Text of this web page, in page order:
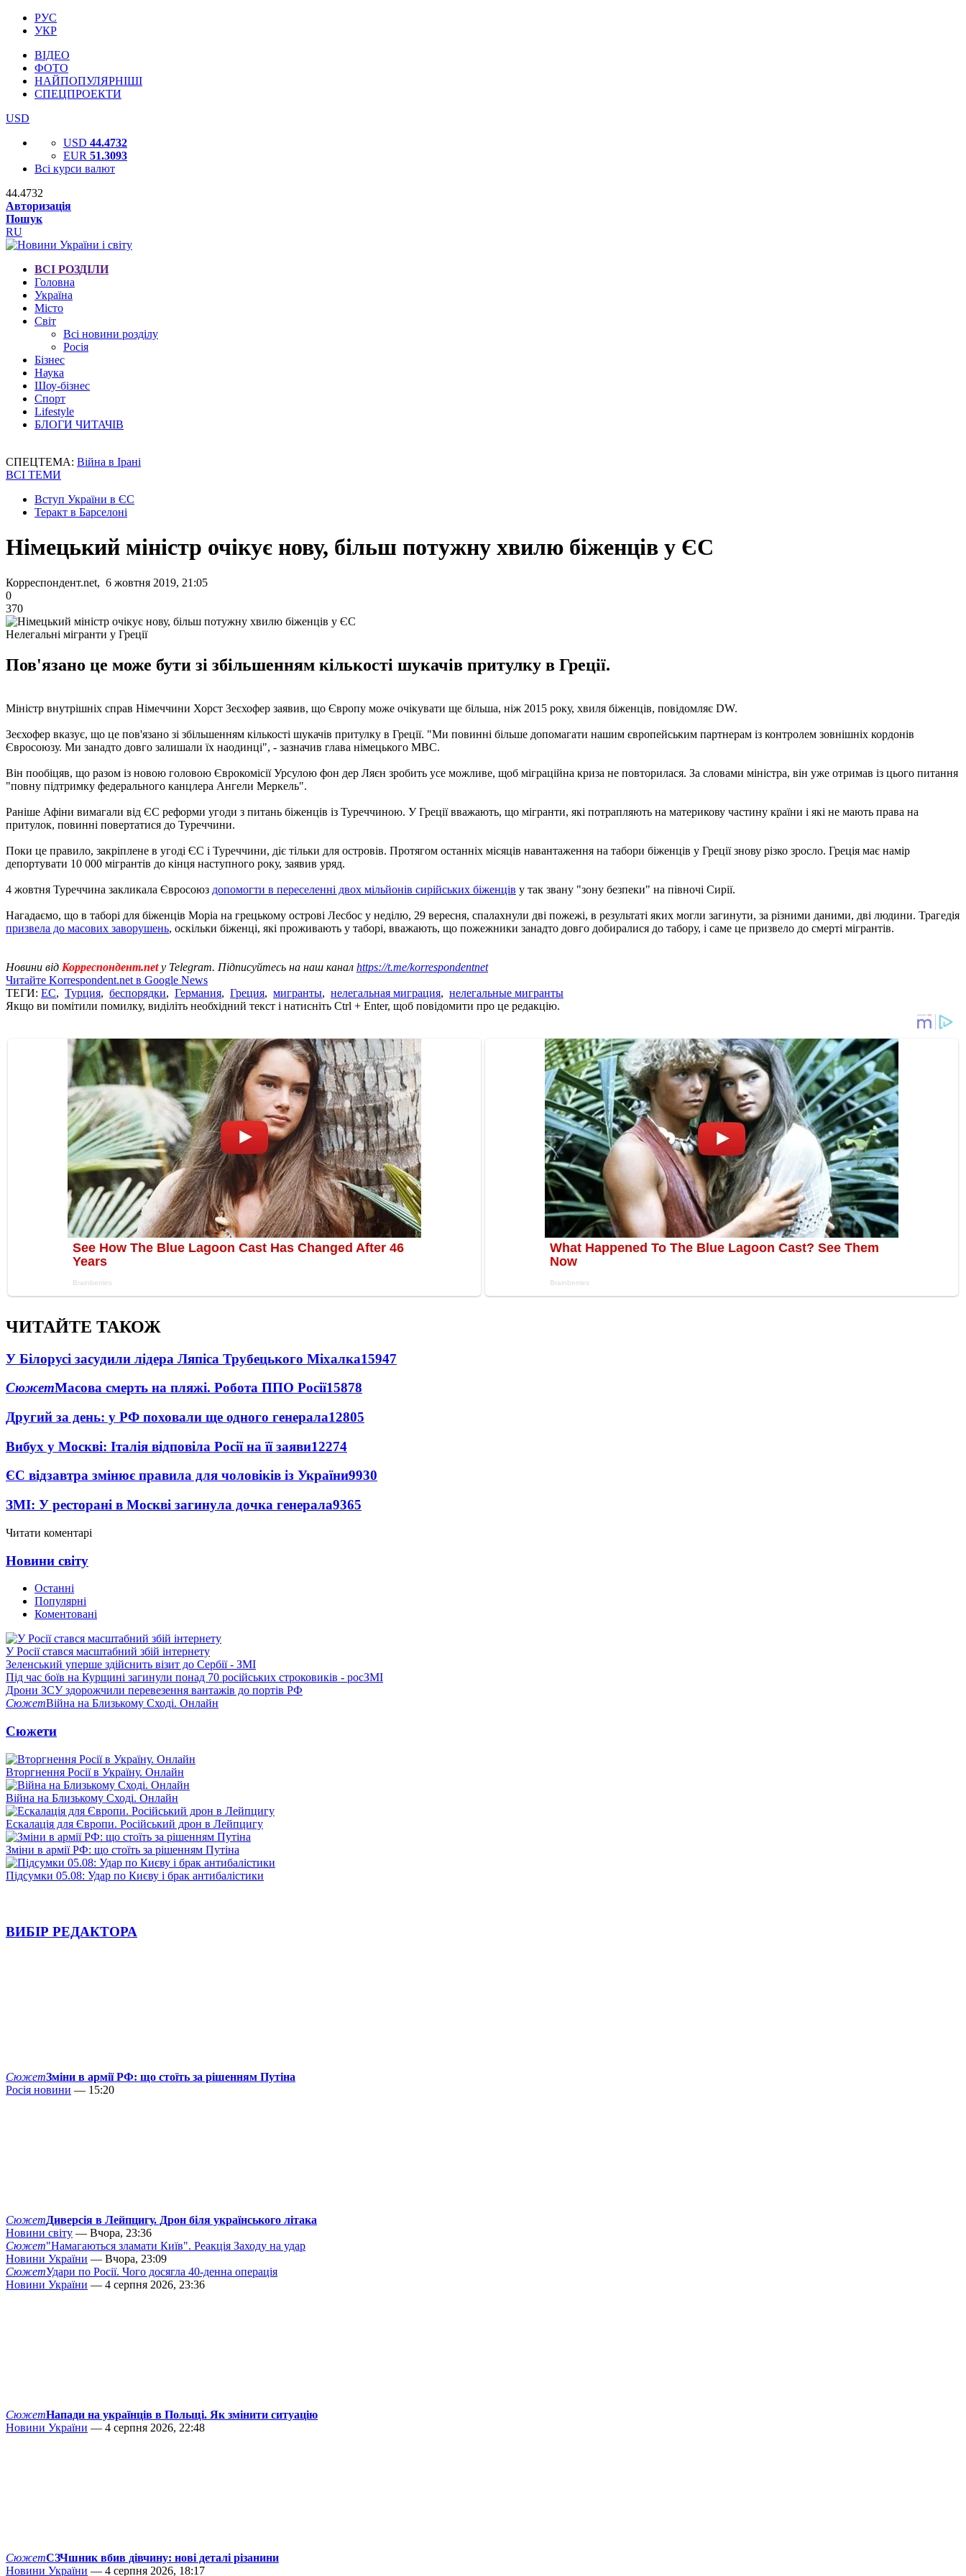
РУС
УКР
ВІДЕО
ФОТО
НАЙПОПУЛЯРНІШІ
СПЕЦПРОЕКТИ
USD
USD 44.4732
EUR 51.3093
Всі курси валют
44.4732
Авторизація
Пошук
RU
ВСІ РОЗДІЛИ
Головна
Україна
Місто
Світ
Всі новини розділу
Росія
Бізнес
Наука
Шоу-бізнес
Спорт
Lifestyle
БЛОГИ ЧИТАЧІВ
СПЕЦТЕМА: Війна в Ірані
ВСІ ТЕМИ
Вступ України в ЄС
Теракт в Барселоні
Німецький міністр очікує нову, більш потужну хвилю біженців у ЄС
Корреспондент.net, 6 жовтня 2019, 21:05
0
370
Нелегальні мігранти у Греції
Пов'язано це може бути зі збільшенням кількості шукачів притулку в Греції.
Міністр внутрішніх справ Німеччини Хорст Зеєхофер заявив, що Європу може очікувати ще більша, ніж 2015 року, хвиля біженців, повідомляє DW.
Зеєхофер вказує, що це пов'язано зі збільшенням кількості шукачів притулку в Греції. "Ми повинні більше допомагати нашим європейським партнерам із контролем зовнішніх кордонів
Євросоюзу. Ми занадто довго залишали їх наодинці", - зазначив глава німецького МВС.
Він пообіцяв, що разом із новою головою Єврокомісії Урсулою фон дер Ляєн зробить усе можливе, щоб міграційна криза не повторилася. За словами міністра, він уже отримав із цього питання
"повну підтримку федерального канцлера Ангели Меркель".
Раніше Афіни вимагали від ЄС реформи угоди з питань біженців із Туреччиною. У Греції вважають, що мігранти, які потрапляють на материкову частину країни і які не мають права на
притулок, повинні повертатися до Туреччини.
Поки це правило, закріплене в угоді ЄС і Туреччини, діє тільки для островів. Протягом останніх місяців навантаження на табори біженців у Греції знову різко зросло. Греція має намір
депортувати 10 000 мігрантів до кінця наступного року, заявив уряд.
4 жовтня Туреччина закликала Євросоюз допомогти в переселенні двох мільйонів сирійських біженців у так звану "зону безпеки" на півночі Сирії.
Нагадаємо, що в таборі для біженців Моріа на грецькому острові Лесбос у неділю, 29 вересня, спалахнули дві пожежі, в результаті яких могли загинути, за різними даними, дві людини. Трагедія
призвела до масових заворушень, оскільки біженці, які проживають у таборі, вважають, що пожежники занадто довго добиралися до табору, і саме це призвело до смерті мігрантів.
Новини від Корреспондент.netу Telegram. Підписуйтесь на наш канал https://t.me/korrespondentnet
Читайте Korrespondent.net в Google News
ТЕГИ: ЕС, Турция, беспорядки, Германия, Греция, мигранты, нелегальная миграция, нелегальные мигранты
Якщо ви помітили помилку, виділіть необхідний текст і натисніть Ctrl + Enter, щоб повідомити про це редакцію.
ЧИТАЙТЕ ТАКОЖ
У Білорусі засудили лідера Ляпіса Трубецького Міхалка15947
СюжетМасова смерть на пляжі. Робота ППО Росії15878
Другий за день: у РФ поховали ще одного генерала12805
Вибух у Москві: Італія відповіла Росії на її заяви12274
ЄС відзавтра змінює правила для чоловіків із України9930
ЗМІ: У ресторані в Москві загинула дочка генерала9365
Читати коментарі
Новини світу
Останні
Популярні
Коментовані
У Росії стався масштабний збій інтернету
Зеленський уперше здійснить візит до Сербії - ЗМІ
Під час боїв на Курщині загинули понад 70 російських строковиків - росЗМІ
Дрони ЗСУ здорожчили перевезення вантажів до портів РФ
СюжетВійна на Близькому Сході. Онлайн
Сюжети
Вторгнення Росії в Україну. Онлайн
Війна на Близькому Сході. Онлайн
Ескалація для Європи. Російський дрон в Лейпцигу
Зміни в армії РФ: що стоїть за рішенням Путіна
Підсумки 05.08: Удар по Києву і брак антибалістики
ВИБІР РЕДАКТОРА
СюжетЗміни в армії РФ: що стоїть за рішенням Путіна
Росія новини — 15:20
СюжетДиверсія в Лейпцигу. Дрон біля українського літака
Новини світу — Вчора, 23:36
Сюжет"Намагаються зламати Київ". Реакція Заходу на удар
Новини України — Вчора, 23:09
СюжетУдари по Росії. Чого досягла 40-денна операція
Новини України — 4 серпня 2026, 23:36
СюжетНапади на українців в Польщі. Як змінити ситуацію
Новини України — 4 серпня 2026, 22:48
СюжетСЗЧшник вбив дівчину: нові деталі різанини
Новини України — 4 серпня 2026, 18:17